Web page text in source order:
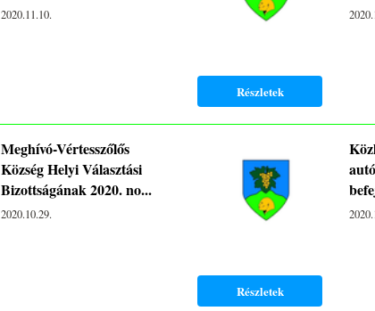
2020.11.10.
Részletek
Meghívó-Vértesszőlős
Község Helyi Választási
Bizottságának 2020. no...
2020.10.29.
Részletek